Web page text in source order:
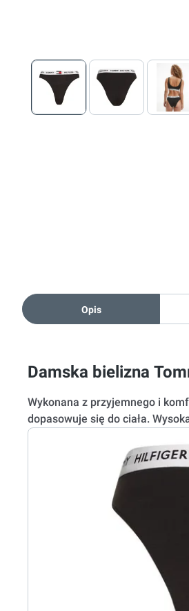
Opis
Damska bielizna
Wykonana z przyjemnego i
dopasowuje się do ciała.